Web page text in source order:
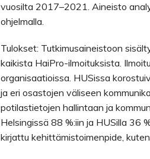
vuosilta 2017–2021. Aineisto
ohjelmalla.
Tulokset: Tutkimusaineistoon
kaikista HaiPro-ilmoituksista.
organisaatioissa. HUSissa
ja eri osastojen väliseen
potilastietojen hallintaan ja
Helsingissä 88 %:iin ja HUSilla 36
kirjattu kehittämistoimenpide,